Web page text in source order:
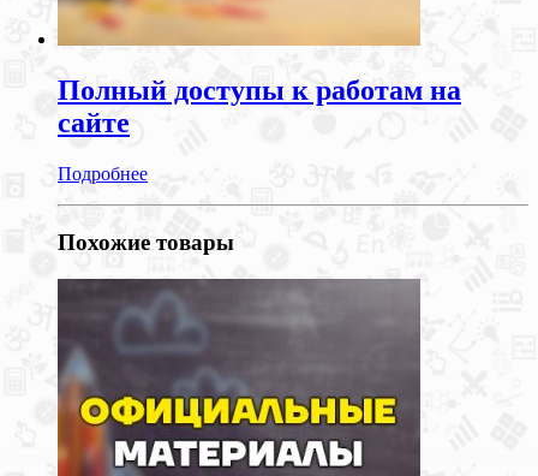
Полный доступы к работам на
сайте
Подробнее
Похожие товары